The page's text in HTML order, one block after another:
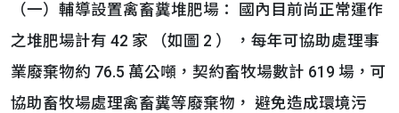
（一）輔導設置禽畜糞堆肥場： 國內目前尚正常運作
之堆肥場計有 42 家 （如圖 2 ） ，每年可協助處理事
業廢棄物約 76.5 萬公噸，契約畜牧場數計 619 場，可
協助畜牧場處理禽畜糞等廢棄物， 避免造成環境污